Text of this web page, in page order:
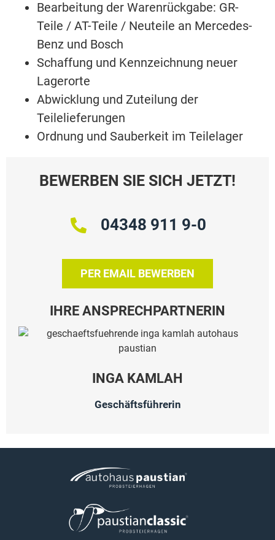
Bearbeitung der Warenrückgabe: GR-
Teile / AT-Teile / Neuteile an Mercedes-
Benz und Bosch
Schaffung und Kennzeichnung neuer
Lagerorte
Abwicklung und Zuteilung der
Teilelieferungen
Ordnung und Sauberkeit im Teilelager
BEWERBEN SIE SICH JETZT!
04348 911 9-0
PER EMAIL BEWERBEN
IHRE ANSPRECHPARTNERIN
INGA KAMLAH
Geschäftsführerin